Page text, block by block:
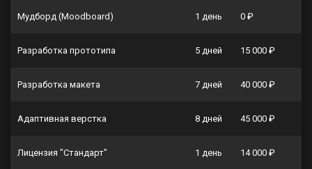
Мудборд (Moodboard) 1 день 0 ₽
Разработка прототипа 5 дней 15 000 ₽
Разработка макета 7 дней 40 000 ₽
Адаптивная верстка 8 дней 45 000 ₽
Лицензия "Стандарт" 1 день 14 000 ₽